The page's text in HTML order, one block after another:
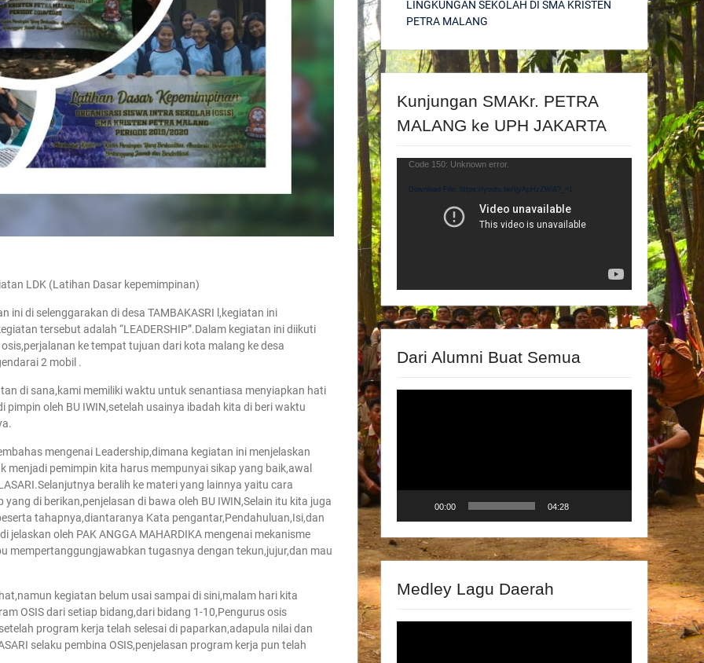
LDK (Latihan Dasar kepemimpinan)
di selenggarakan di desa TAMBAKASRI l,kegiatan ini
tersebut adalah “LEADERSHIP”.Dalam kegiatan ini diikuti
ke tempat tujuan dari kota malang ke desa
2 mobil .
di sana,kami memiliki waktu untuk senantiasa menyiapkan hati
oleh BU IWIN,setelah usainya ibadah kita di beri waktu
mengenai Leadership,dimana kegiatan ini menjelaskan
pemimpin kita harus mempunyai sikap yang baik,awal
beralih ke materi yang lainnya yaitu cara
di berikan,penjelasan di bawa oleh BU IWIN,Selain itu kita juga
tahapnya,diantaranya Kata pengantar,Pendahuluan,Isi,dan
oleh PAK ANGGA MAHARDIKA mengenai mekanisme
mempertanggungjawabkan tugasnya dengan tekun,jujur,dan mau
kegiatan belum usai sampai di sini,malam hari kita
OSIS dari setiap bidang,dari bidang 1-10,Pengurus osis
program kerja telah selesai di paparkan,adapula nilai dan
selaku pembina OSIS,penjelasan program kerja pun telah
LINGKUNGAN SEKOLAH DI SMA KRISTEN
PETRA MALANG
Kunjungan SMAKr. PETRA
MALANG ke UPH JAKARTA
Video
Code 150: Unknown error.
Download File: https://youtu.be/tjyApHzZWi8?_=1
Dari Alumni Buat Semua
00:00 04:28
Medley Lagu Daerah